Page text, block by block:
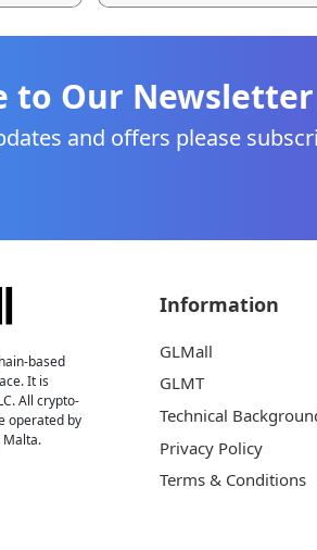
to Our Newsletter
and offers please
based
It is
All crypto-
operated by
Malta.
Information
GLMall
GLMT
Technical
Privacy Policy
Terms & Conditions